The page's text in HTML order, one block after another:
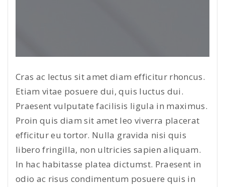
Cras ac lectus sit amet diam efficitur rhoncus.
Etiam vitae posuere dui, quis luctus dui.
Praesent vulputate facilisis ligula in maximus.
Proin quis diam sit amet leo viverra placerat
efficitur eu tortor. Nulla gravida nisi quis
libero fringilla, non ultricies sapien aliquam.
In hac habitasse platea dictumst. Praesent in
odio ac risus condimentum posuere quis in